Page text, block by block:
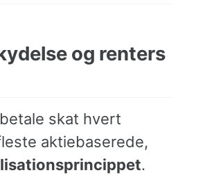
og renters
skat hvert
aktiebaserede,
.